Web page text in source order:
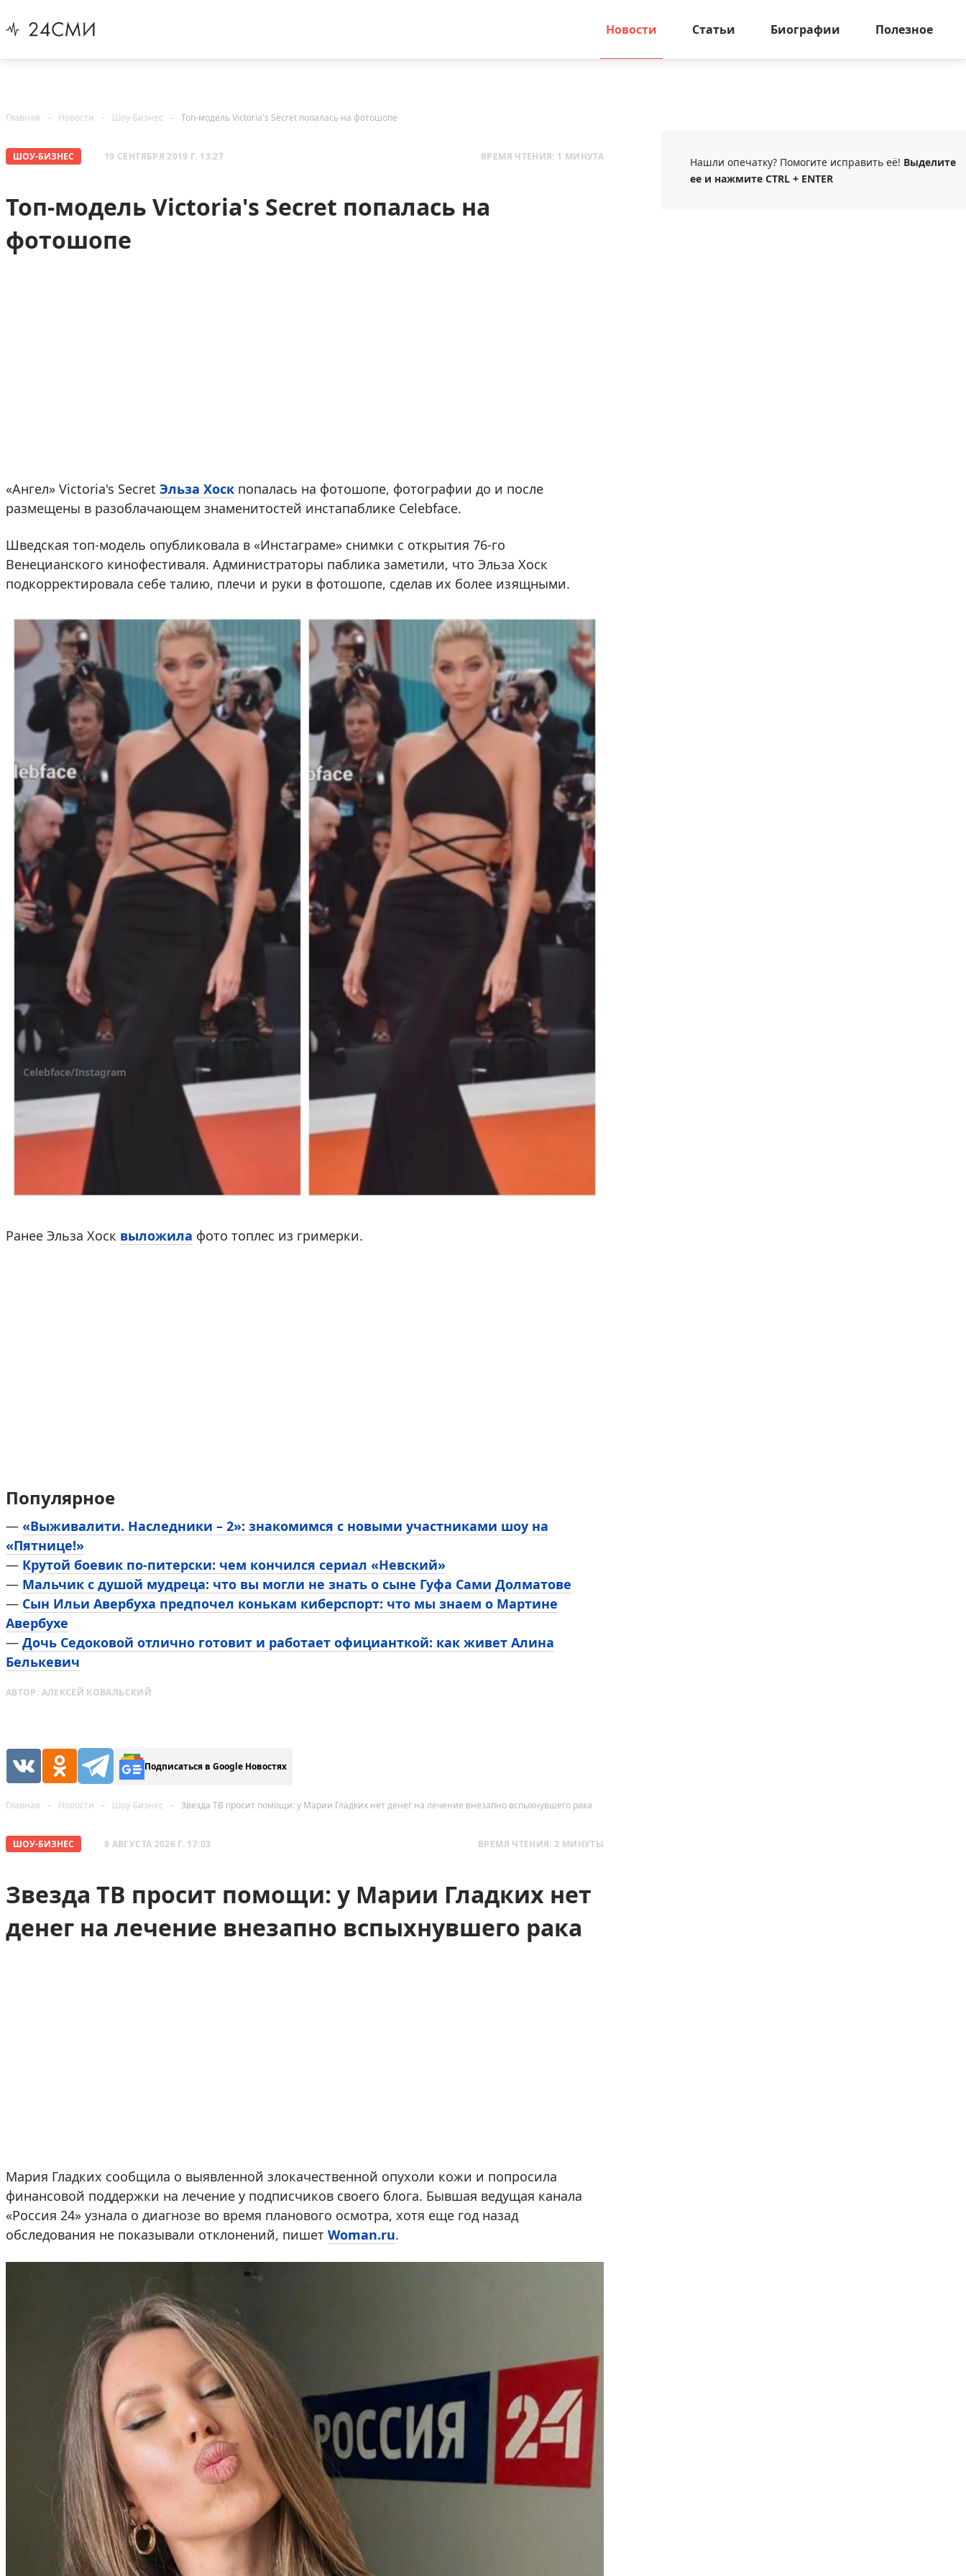
Новости Статьи Биографии Полезное
Главная Новости Шоу-Бизнес Топ-модель Victoria's Secret попалась на фотошопе
ШОУ-БИЗНЕС 19 СЕНТЯБРЯ 2019 Г. 13:27 ВРЕМЯ ЧТЕНИЯ: 1 МИНУТА
Топ-модель Victoria's Secret попалась на
фотошопе
«Ангел» Victoria's Secret Эльза Хоск попалась на фотошопе, фотографии до и после
размещены в разоблачающем знаменитостей инстапаблике Сelebface.
Шведская топ-модель опубликовала в «Инстаграме» снимки с открытия 76-го
Венецианского кинофестиваля. Администраторы паблика заметили, что Эльза Хоск
подкорректировала себе талию, плечи и руки в фотошопе, сделав их более изящными.
Celebface/Instagram
Эльза Хоск стала «ангелом» Victoria's Secret в 2015 году. Модели 30 лет. Ее карьера началась
благодаря отцу, который разослал фотографии дочери в агентства Швеции. Хоск восемь
раз появлялась на обложках ведущих фешен-изданий. Сотрудничает с брендами Christian
Dior, Giambattista Valli, Guy Laroche, John Galliano и другими.
Ранее Эльза Хоск выложила фото топлес из гримерки.
Популярное
— «Выживалити. Наследники – 2»: знакомимся с новыми участниками шоу на
«Пятнице!»
— Крутой боевик по-питерски: чем кончился сериал «Невский»
— Мальчик с душой мудреца: что вы могли не знать о сыне Гуфа Сами Долматове
— Сын Ильи Авербуха предпочел конькам киберспорт: что мы знаем о Мартине
Авербухе
— Дочь Седоковой отлично готовит и работает официанткой: как живет Алина
Белькевич
АВТОР: АЛЕКСЕЙ КОВАЛЬСКИЙ
Подписаться в Google Новостях
Главная Новости Шоу-Бизнес Звезда ТВ просит помощи: у Марии Гладких нет денег на лечение внезапно вспыхнувшего рака
ШОУ-БИЗНЕС 8 АВГУСТА 2026 Г. 17:03 ВРЕМЯ ЧТЕНИЯ: 2 МИНУТЫ
Звезда ТВ просит помощи: у Марии Гладких нет
денег на лечение внезапно вспыхнувшего рака
Мария Гладких сообщила о выявленной злокачественной опухоли кожи и попросила
финансовой поддержки на лечение у подписчиков своего блога. Бывшая ведущая канала
«Россия 24» узнала о диагнозе во время планового осмотра, хотя еще год назад
обследования не показывали отклонений, пишет Woman.ru.
Нашли опечатку? Помогите исправить её! Выделите
ее и нажмите CTRL + ENTER